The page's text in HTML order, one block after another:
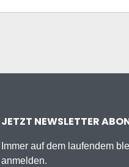
JETZT NEWSLETTER
Immer auf dem laufendem
anmelden.